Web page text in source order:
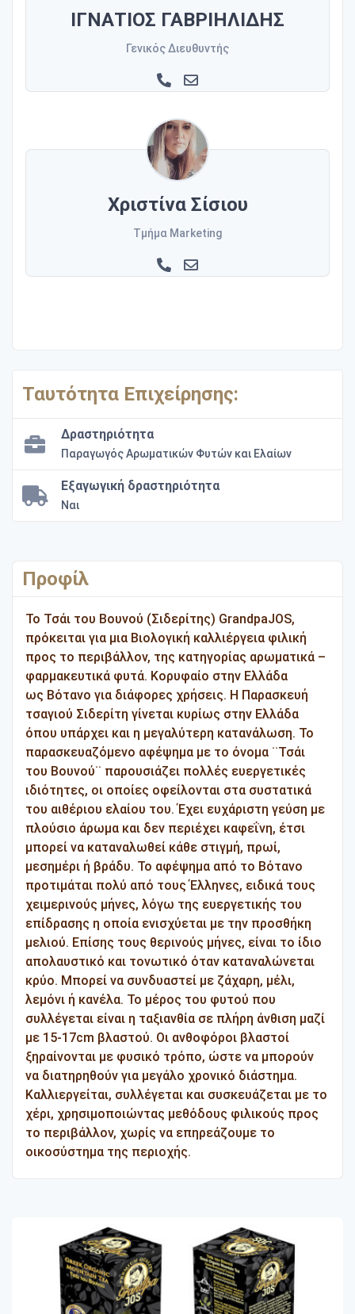
ΙΓΝΑΤΙΟΣ ΓΑΒΡΙΗΛΙΔΗΣ
Γενικός Διευθυντής
Χριστίνα Σίσιου
Τμήμα Marketing
Ταυτότητα Επιχείρησης:
Δραστηριότητα
Παραγωγός Αρωματικών Φυτών και Ελαίων
Εξαγωγική δραστηριότητα
Ναι
Προφίλ
Το Τσάι του Βουνού (Σιδερίτης) GrandpaJOS,
πρόκειται για μια Βιολογική καλλιέργεια φιλική
προς το περιβάλλον, της κατηγορίας αρωματικά –
φαρμακευτικά φυτά. Κορυφαίο στην Ελλάδα
ως Βότανο για διάφορες χρήσεις. Η Παρασκευή
τσαγιού Σιδερίτη γίνεται κυρίως στην Ελλάδα
όπου υπάρχει και η μεγαλύτερη κατανάλωση. Το
παρασκευαζόμενο αφέψημα με το όνομα ¨Τσάι
του Βουνού¨ παρουσιάζει πολλές ευεργετικές
ιδιότητες, οι οποίες οφείλονται στα συστατικά
του αιθέριου ελαίου του. Έχει ευχάριστη γεύση με
πλούσιο άρωμα και δεν περιέχει καφεΐνη, έτσι
μπορεί να καταναλωθεί κάθε στιγμή, πρωί,
μεσημέρι ή βράδυ. Το αφέψημα από το Βότανο
προτιμάται πολύ από τους Έλληνες, ειδικά τους
χειμερινούς μήνες, λόγω της ευεργετικής του
επίδρασης η οποία ενισχύεται με την προσθήκη
μελιού. Επίσης τους θερινούς μήνες, είναι το ίδιο
απολαυστικό και τονωτικό όταν καταναλώνεται
κρύο. Μπορεί να συνδυαστεί με ζάχαρη, μέλι,
λεμόνι ή κανέλα. Το μέρος του φυτού που
συλλέγεται είναι η ταξιανθία σε πλήρη άνθιση μαζί
με 15-17cm βλαστού. Οι ανθοφόροι βλαστοί
ξηραίνονται με φυσικό τρόπο, ώστε να μπορούν
να διατηρηθούν για μεγάλο χρονικό διάστημα.
Καλλιεργείται, συλλέγεται και συσκευάζεται με το
χέρι, χρησιμοποιώντας μεθόδους φιλικούς προς
το περιβάλλον, χωρίς να επηρεάζουμε το
οικοσύστημα της περιοχής.